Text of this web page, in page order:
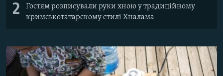
2
Гостям розписували руки хною у традиційному
кримськотатарскому стилі Хналама